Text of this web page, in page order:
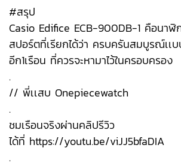
#สรุป
Casio Edifice ECB-900DB-1 คือนาฬิ
สปอร์ตที่เรียกได้ว่า ครบครันสมบูรณ์เเ
อีก1เรือน ที่ควรจะหามาไว้ในครอบครอง
.
// พี่เเสบ Onepiecewatch
.
ชมเรือนจริงผ่านคลิปรีวิว
ได้ที่ https://youtu.be/viJJ5bfaDIA
.